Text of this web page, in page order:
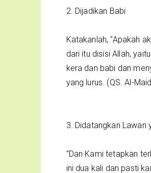
2. Dijadikan Babi
Katakanlah, "Apakah
dari itu disisi Allah,
kera dan babi dan
yang lurus. (QS. Al-
3. Didatangkan Lawan
"Dan Kami tetapkan
ini dua kali dan pasti